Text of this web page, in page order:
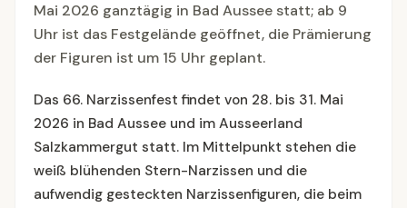
Mai 2026 ganztägig in Bad Aussee statt; ab 9
Uhr ist das Festgelände geöffnet, die Prämierung
der Figuren ist um 15 Uhr geplant.
Das 66. Narzissenfest findet von 28. bis 31. Mai
2026 in Bad Aussee und im Ausseerland
Salzkammergut statt. Im Mittelpunkt stehen die
weiß blühenden Stern-Narzissen und die
aufwendig gesteckten Narzissenfiguren, die beim